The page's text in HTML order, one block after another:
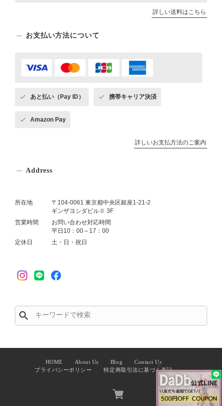
詳しい送料はこちら
お支払い方法について
あと払い（Pay ID） 携帯キャリア決済
Amazon Pay
詳しいお支払方法のご案内
Address
所在地
〒104-0061 東京都中央区銀座1-21-2
ギンザヨシダビルⅡ 3F
営業時間
お問い合わせ対応時間
平日10：00～17：00
定休日
土・日・祝日
search
HOME About Us Blog
Contact Us
プライバシーポリシー
特定商取引法に基づく表記
✕